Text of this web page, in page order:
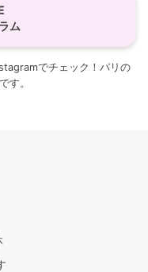
ム
でチェック！パリの
す。